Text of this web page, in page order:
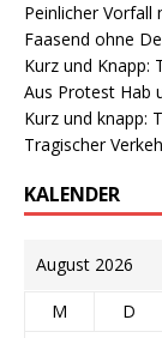
Peinlicher Vorfall
Faasend ohne
Kurz und
Aus Protest Hab
Kurz und knapp:
Tragischer
KALENDER
August 2026
M D